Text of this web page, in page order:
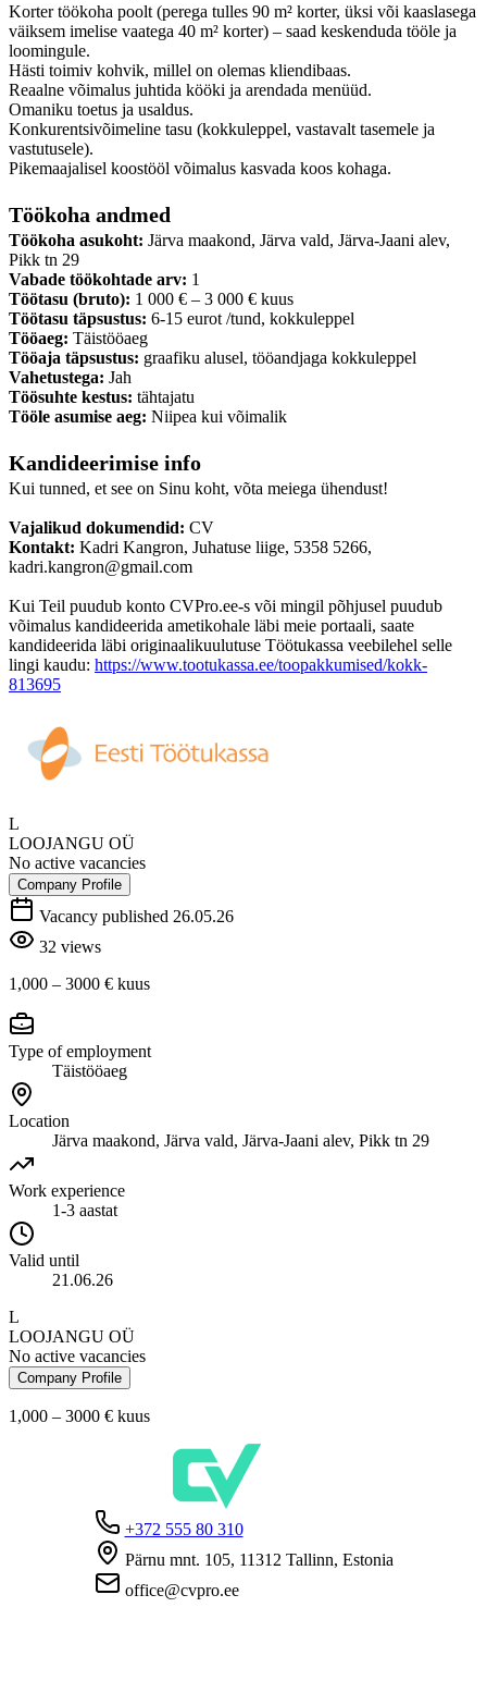
Korter töökoha poolt (perega tulles 90 m² korter, üksi või kaaslasega
väiksem imelise vaatega 40 m² korter) – saad keskenduda tööle ja
loomingule.
Hästi toimiv kohvik, millel on olemas kliendibaas.
Reaalne võimalus juhtida kööki ja arendada menüüd.
Omaniku toetus ja usaldus.
Konkurentsivõimeline tasu (kokkuleppel, vastavalt tasemele ja
vastutusele).
Pikemaajalisel koostööl võimalus kasvada koos kohaga.
Töökoha andmed
Töökoha asukoht: Järva maakond, Järva vald, Järva-Jaani alev,
Pikk tn 29
Vabade töökohtade arv: 1
Töötasu (bruto): 1 000 € – 3 000 € kuus
Töötasu täpsustus: 6-15 eurot /tund, kokkuleppel
Tööaeg: Täistööaeg
Tööaja täpsustus: graafiku alusel, tööandjaga kokkuleppel
Vahetustega: Jah
Töösuhte kestus: tähtajatu
Tööle asumise aeg: Niipea kui võimalik
Kandideerimise info
Kui tunned, et see on Sinu koht, võta meiega ühendust!
Vajalikud dokumendid: CV
Kontakt: Kadri Kangron, Juhatuse liige, 5358 5266,
kadri.kangron@gmail.com
Kui Teil puudub konto CVPro.ee-s või mingil põhjusel puudub
võimalus kandideerida ametikohale läbi meie portaali, saate
kandideerida läbi originaalikuulutuse Töötukassa veebilehel selle
lingi kaudu: https://www.tootukassa.ee/toopakkumised/kokk-
813695
L
LOOJANGU OÜ
No active vacancies
Company Profile
Vacancy published 26.05.26
32 views
1,000 – 3000 € kuus
Type of employment
Täistööaeg
Location
Järva maakond, Järva vald, Järva-Jaani alev, Pikk tn 29
Work experience
1-3 aastat
Valid until
21.06.26
L
LOOJANGU OÜ
No active vacancies
Company Profile
1,000 – 3000 € kuus
+372 555 80 310
Pärnu mnt. 105, 11312 Tallinn, Estonia
office@cvpro.ee